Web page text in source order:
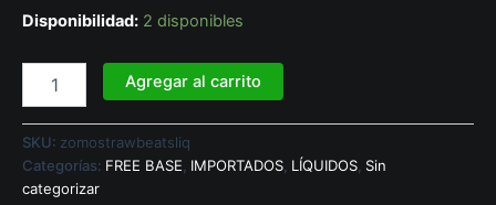
Disponibilidad: 2 disponibles
Agregar al carrito
SKU: zomostrawbeatsliq
Categorías: FREE BASE IMPORTADOS LÍQUIDOS Sin
categorizar